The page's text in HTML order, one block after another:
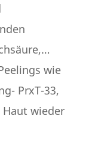
wie
PrxT-33,
Haut wieder